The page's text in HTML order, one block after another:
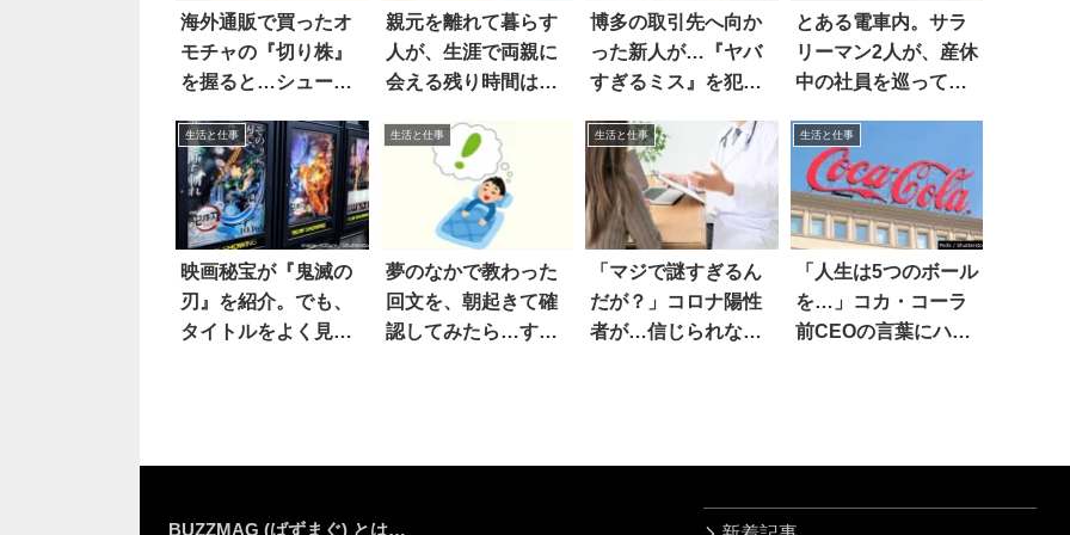
海外通販で買ったオ
モチャの『切り株』
を握ると…シュール
親元を離れて暮らす
人が、生涯で両親に
会える残り時間は…
博多の取引先へ向か
った新人が…『ヤバ
すぎるミス』を犯し
とある電車内。サラ
リーマン2人が、産休
中の社員を巡って
わしてた
生活と仕事
映画秘宝が『鬼滅の
刃』を紹介。でも、
タイトルをよく見る
生活と仕事
夢のなかで教わった
回文を、朝起きて確
認してみたら…すげ
生活と仕事
「マジで謎すぎるん
だが？」コロナ陽性
者が…信じられない
生活と仕事
「人生は5つのボール
を…」コカ・コーラ
前CEOの言葉にハッ
BUZZMAG (ばずまぐ) とは…